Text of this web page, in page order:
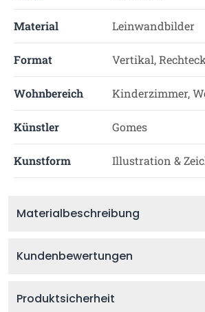
Material Leinwandbilder
Format Vertikal,
Wohnbereich Kinderzimmer,
Künstler Gomes
Kunstform Illustration &
Materialbeschreibung
Kundenbewertungen
Produktsicherheit